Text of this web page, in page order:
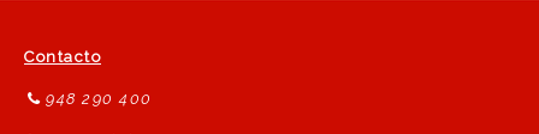
Contacto
948 290 400